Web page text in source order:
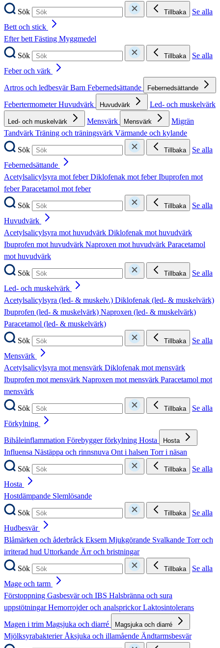
Sök
Tillbaka
Se alla
Bett och stick
Efter bettFästing Myggmedel
Sök
Tillbaka
Se alla
Feber och värk
Artros och ledbesvärBarn Febernedsättande Febernedsättande
FebertermometerHuvudvärk Huvudvärk Led- och muskelvärk
Led- och muskelvärk Mensvärk Mensvärk
Migrän
Tandvärk Träning och träningsvärk Värmande och kylande
Sök
Tillbaka
Se alla
Febernedsättande
Acetylsalicylsyra mot feberDiklofenak mot feberIbuprofen mot
feberParacetamol mot feber
Sök
Tillbaka
Se alla
Huvudvärk
Acetylsalicylsyra mot huvudvärk Diklofenak mot huvudvärk
Ibuprofen mot huvudvärk Naproxen mot huvudvärk Paracetamol
mot huvudvärk
Sök
Tillbaka
Se alla
Led- och muskelvärk
Acetylsalicylsyra (led- & muskelv.) Diklofenak (led- & muskelvärk)
Ibuprofen (led- & muskelvärk) Naproxen (led- & muskelvärk)
Paracetamol (led- & muskelvärk)
Sök
Tillbaka
Se alla
Mensvärk
Acetylsalicylsyra mot mensvärk Diklofenak mot mensvärk
Ibuprofen mot mensvärk Naproxen mot mensvärk Paracetamol mot
mensvärk
Sök
Tillbaka
Se alla
Förkylning
Bihåleinflammation Förebygger förkylning Hosta Hosta
Influensa Nästäppa och rinnsnuva Ont i halsen Torr i näsan
Sök
Tillbaka
Se alla
Hosta
Hostdämpande Slemlösande
Sök
Tillbaka
Se alla
Hudbesvär
Blåmärken och åderbråck Eksem Mjukgörande Svalkande Torr och
irriterad hud Uttorkande Ärr och bristningar
Sök
Tillbaka
Se alla
Mage och tarm
Förstoppning Gasbesvär och IBS Halsbränna och sura
uppstötningarHemorrojder och analsprickorLaktosintolerans
Magen i trim Magsjuka och diarré Magsjuka och diarré
MjölksyrabakterierÅksjuka och illamående Ändtarmsbesvär